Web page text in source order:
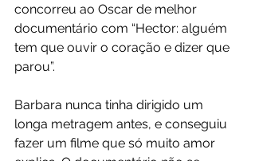
concorreu ao Oscar de melhor
documentário com “Hector: alguém
tem que ouvir o coração e dizer que
parou”.
Barbara nunca tinha dirigido um
longa metragem antes, e conseguiu
fazer um filme que só muito amor